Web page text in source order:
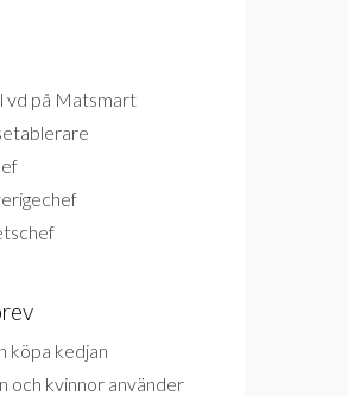
vd på Matsmart
köpa kedjan
och kvinnor använder